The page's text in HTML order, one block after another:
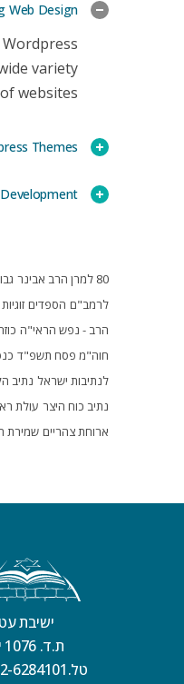
Web Design
variety
of websites
Themes
80 למרן הרב אבינר
לרמב"ם הספדים זוגיות
הרב - נפש הראי"ה
חוה"מ פסח תשפ"ד
לנתיבות ישראל נתיב
נתיב כוח היצר עולת
ארוחת צהריים שמירת
ישיבת
ת.ד. 1076 ירושלים 9100902
טל.02-6284101